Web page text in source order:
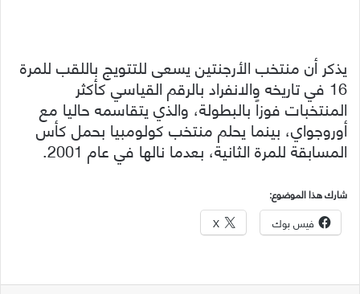
يذكر أن منتخب الأرجنتين يسعى للتتويج باللقب للمرة
16 في تاريخه والانفراد بالرقم القياسي كأكثر
المنتخبات فوزاً بالبطولة، والذي يتقاسمه حاليا مع
أوروجواي، بينما يحلم منتخب كولومبيا بحمل كأس
المسابقة للمرة الثانية، بعدما نالها في عام 2001.
شارك هذا الموضوع:
فيس بوك X